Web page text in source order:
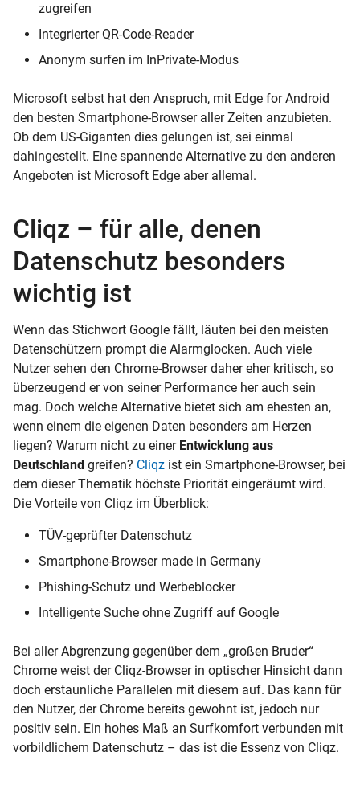
zugreifen
Integrierter QR-Code-Reader
Anonym surfen im InPrivate-Modus
Microsoft selbst hat den Anspruch, mit Edge for Android
den besten Smartphone-Browser aller Zeiten anzubieten.
Ob dem US-Giganten dies gelungen ist, sei einmal
dahingestellt. Eine spannende Alternative zu den anderen
Angeboten ist Microsoft Edge aber allemal.
Cliqz – für alle, denen
Datenschutz besonders
wichtig ist
Wenn das Stichwort Google fällt, läuten bei den meisten
Datenschützern prompt die Alarmglocken. Auch viele
Nutzer sehen den Chrome-Browser daher eher kritisch, so
überzeugend er von seiner Performance her auch sein
mag. Doch welche Alternative bietet sich am ehesten an,
wenn einem die eigenen Daten besonders am Herzen
liegen? Warum nicht zu einer Entwicklung aus
Deutschland greifen? Cliqz ist ein Smartphone-Browser, bei
dem dieser Thematik höchste Priorität eingeräumt wird.
Die Vorteile von Cliqz im Überblick:
TÜV-geprüfter Datenschutz
Smartphone-Browser made in Germany
Phishing-Schutz und Werbeblocker
Intelligente Suche ohne Zugriff auf Google
Bei aller Abgrenzung gegenüber dem „großen Bruder“
Chrome weist der Cliqz-Browser in optischer Hinsicht dann
doch erstaunliche Parallelen mit diesem auf. Das kann für
den Nutzer, der Chrome bereits gewohnt ist, jedoch nur
positiv sein. Ein hohes Maß an Surfkomfort verbunden mit
vorbildlichem Datenschutz – das ist die Essenz von Cliqz.